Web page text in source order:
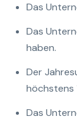
Das
Das
haben.
Der
höchstens
Das